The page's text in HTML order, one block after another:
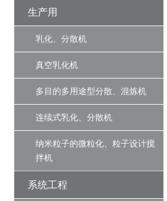
生产用
乳化、分散机
真空乳化机
多目的多用途型分散、混炼机
连续式乳化、分散机
纳米粒子的微粒化、粒子设计搅
拌机
系统工程